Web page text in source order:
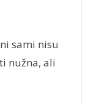
sami nisu
nužna, ali